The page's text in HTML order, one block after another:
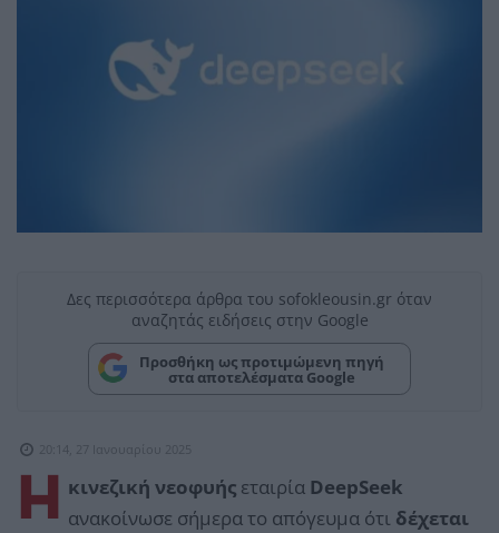
Δες περισσότερα άρθρα του sofokleousin.gr όταν
αναζητάς ειδήσεις στην Google
Προσθήκη ως προτιμώμενη πηγή
στα αποτελέσματα Google
20:14, 27 Ιανουαρίου 2025
Η κινεζική νεοφυής εταιρία DeepSeek
ανακοίνωσε σήμερα το απόγευμα ότι δέχεται